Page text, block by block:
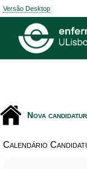
Versão Desktop
Nova
Calendário